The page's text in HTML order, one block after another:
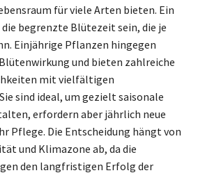
für viele Arten bieten. Ein
begrenzte Blütezeit sein, die je
Einjährige Pflanzen hingegen
und bieten zahlreiche
mit vielfältigen
sind ideal, um gezielt saisonale
erfordern aber jährlich neue
Pflege. Die Entscheidung hängt von
und Klimazone ab, da die
den langfristigen Erfolg der